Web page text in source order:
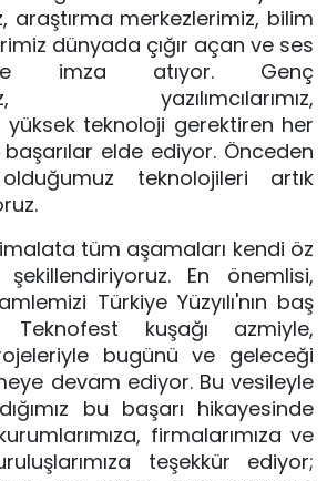
araştırma merkezlerimiz, bilim
dünyada çığır açan ve ses
imza atıyor. Genç
yazılımcılarımız,
yüksek teknoloji gerektiren her
elde ediyor. Önceden
teknolojileri artık
şekillendiriyoruz. En önemlisi,
Türkiye Yüzyılı'nın baş
kuşağı azmiyle,
bugünü ve geleceği
devam ediyor. Bu vesileyle
bu başarı hikayesinde
firmalarımıza ve
teşekkür ediyor;